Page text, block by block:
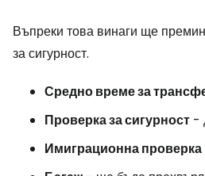
Въпреки това винаги ще
за сигурност.
Средно време за
Проверка за сигурност -
Имиграционна проверка